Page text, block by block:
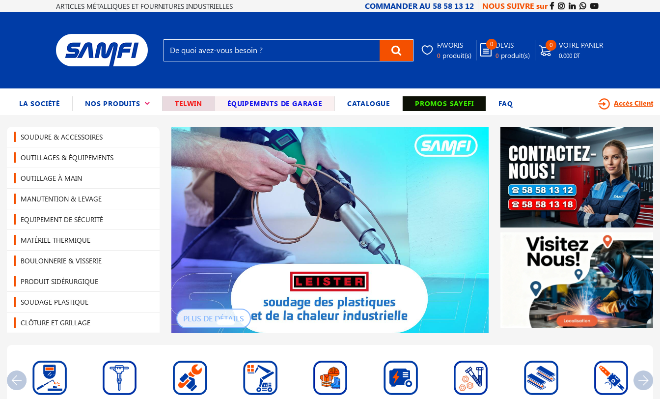
ARTICLES MÉTALLIQUES ET FOURNITURES INDUSTRIELLES COMMANDER AU 58 58 13 12 NOUS SUIVRE sur
FAVORIS
0 produit(s)
0 DEVIS
0 produit(s)
0 VOTRE PANIER
0.000 DT
LA SOCIÉTÉ NOS PRODUITS (CURRENT)TELWIN ÉQUIPEMENTS DE GARAGE CATALOGUE PROMOS SAYEFI FAQ Accès Client
SOUDURE & ACCESSOIRES
OUTILLAGES & ÉQUIPEMENTS
OUTILLAGE À MAIN
MANUTENTION & LEVAGE
EQUIPEMENT DE SÉCURITÉ
MATÉRIEL THERMIQUE
BOULONNERIE & VISSERIE
PRODUIT SIDÉRURGIQUE
SOUDAGE PLASTIQUE
CLÔTURE ET GRILLAGE
OUTLET
PLAQUE PLASTIQUE
PLUS DE DÉTAILS